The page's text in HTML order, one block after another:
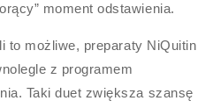
moment odstawienia.
to możliwe, preparaty NiQuitin
z programem
Taki duet zwiększa szansę